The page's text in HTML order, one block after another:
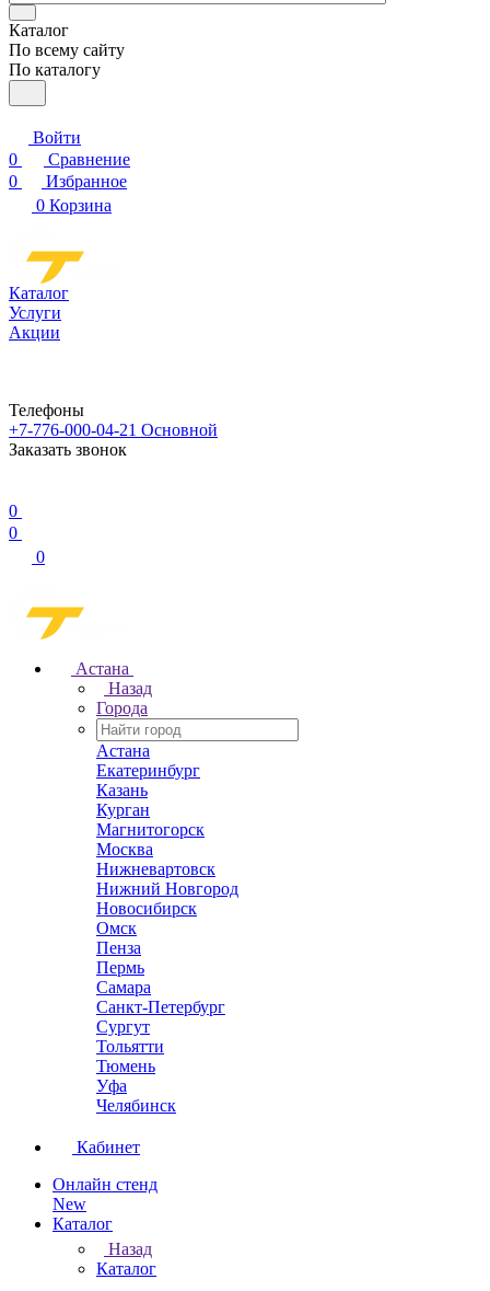
Каталог
По всему сайту
По каталогу
Войти
0
Сравнение
0
Избранное
0 Корзина
Каталог
Услуги
Акции
Телефоны
+7-776-000-04-21 Основной
Заказать звонок
0
0
0
Астана
Назад
Города
Астана
Екатеринбург
Казань
Курган
Магнитогорск
Москва
Нижневартовск
Нижний Новгород
Новосибирск
Омск
Пенза
Пермь
Самара
Санкт-Петербург
Сургут
Тольятти
Тюмень
Уфа
Челябинск
Кабинет
Онлайн стенд
New
Каталог
Назад
Каталог